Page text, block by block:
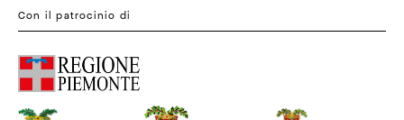
Con il patrocinio di